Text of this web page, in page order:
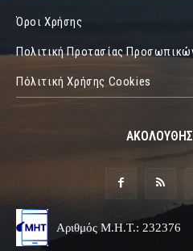
Όροι Χρήσης
Πολιτική Προτασίας
Πόλιτική Χρήσης Cookies
Αριθμός Μ.Η.Τ.: 232376